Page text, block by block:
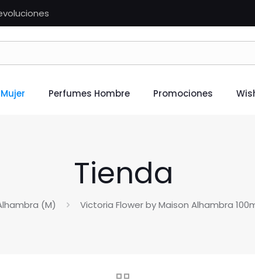
Perfumes Hombre Promociones
Tienda
(M) Victoria Flower by Maison Alhambra